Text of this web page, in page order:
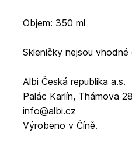
Objem: 350 ml
Skleničky nejsou
Albi Česká republika a.s.
Palác Karlín, Thámova
info@albi.cz
Výrobeno v Číně.